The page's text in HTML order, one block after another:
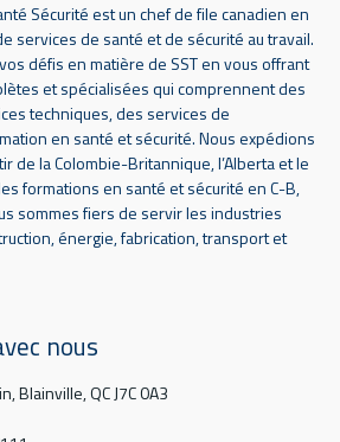
Sécurité est un chef de file canadien en
services de santé et de sécurité au travail.
défis en matière de SST en vous offrant
et spécialisées qui comprennent des
techniques, des services de
en santé et sécurité. Nous expédions
de la Colombie-Britannique, l’Alberta et le
formations en santé et sécurité en C-B,
sommes fiers de servir les industries
énergie, fabrication, transport et
nous
Blainville, QC J7C 0A3